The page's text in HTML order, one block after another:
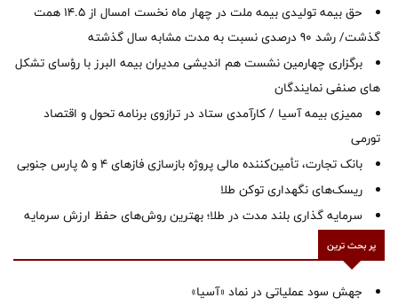
حق بیمه تولیدی بیمه ملت در چهار ماه نخست امسال از 14.5 همت
گذشت/ رشد 90 درصدی نسبت به مدت مشابه سال گذشته
برگزاری چهارمین نشست هم اندیشی مدیران بیمه البرز با رؤسای تشکل
های صنفی نمایندگان
ممیزی بیمه آسیا / کارآمدی ستاد در ترازوی برنامه تحول و اقتصاد
تورمی
بانک تجارت، تأمین‌کننده مالی پروژه بازسازی فازهای ۴ و ۵ پارس جنوبی
ریسک‌های نگهداری توکن طلا
سرمایه گذاری بلند مدت در طلا؛ بهترین روش‌های حفظ ارزش سرمایه
پر بحث ترین
جهش سود عملیاتی در نماد «آسیا»